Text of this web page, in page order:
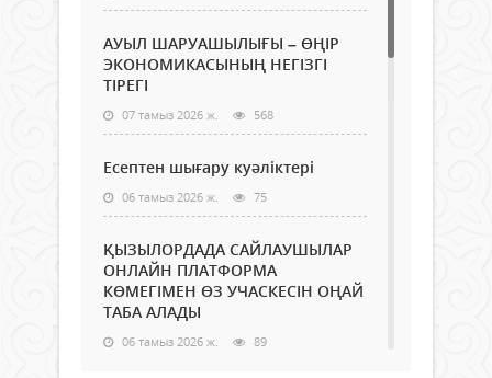
АУЫЛ ШАРУАШЫЛЫҒЫ – ӨҢІР
ЭКОНОМИКАСЫНЫҢ НЕГІЗГІ
ТІРЕГІ
07 тамыз 2026 ж. 568
Есептен шығару куәліктері
06 тамыз 2026 ж. 75
ҚЫЗЫЛОРДАДА САЙЛАУШЫЛАР
ОНЛАЙН ПЛАТФОРМА
КӨМЕГІМЕН ӨЗ УЧАСКЕСІН ОҢАЙ
ТАБА АЛАДЫ
06 тамыз 2026 ж. 89